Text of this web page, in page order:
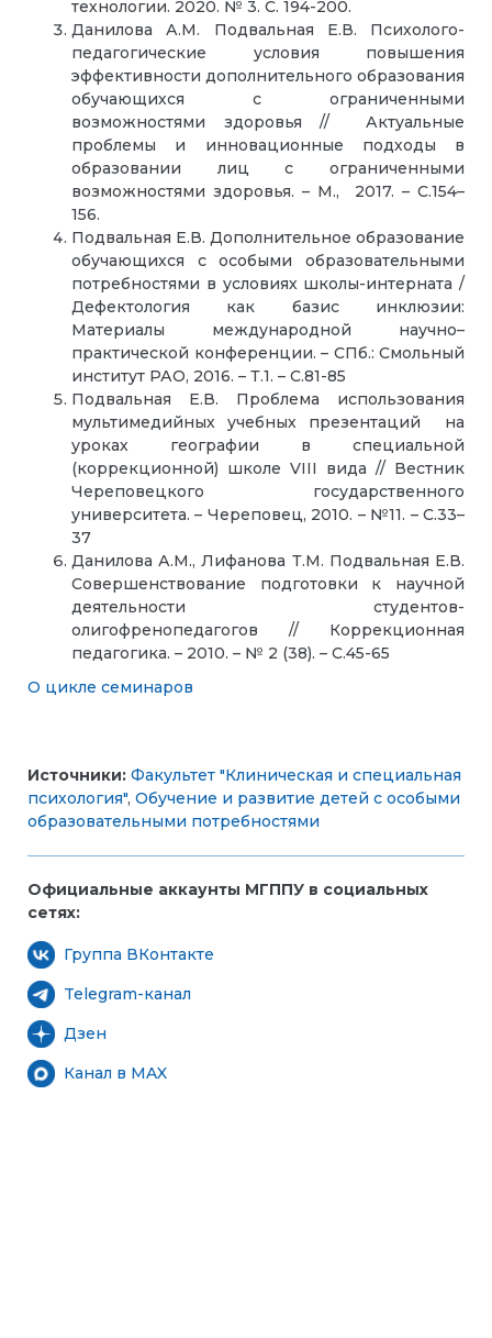
технологии. 2020. № 3. С. 194-200.
Данилова А.М. Подвальная Е.В. Психолого-
педагогические условия повышения
эффективности дополнительного образования
обучающихся с ограниченными
возможностями здоровья // Актуальные
проблемы и инновационные подходы в
образовании лиц с ограниченными
возможностями здоровья. – М., 2017. – С.154–
156.
Подвальная Е.В. Дополнительное образование
обучающихся с особыми образовательными
потребностями в условиях школы-интерната /
Дефектология как базис инклюзии:
Материалы международной научно–
практической конференции. – СПб.: Смольный
институт РАО, 2016. – Т.1. – С.81-85
Подвальная Е.В. Проблема использования
мультимедийных учебных презентаций на
уроках географии в специальной
(коррекционной) школе VIII вида // Вестник
Череповецкого государственного
университета. – Череповец, 2010. – №11. – С.33–
37
Данилова А.М., Лифанова Т.М. Подвальная Е.В.
Совершенствование подготовки к научной
деятельности студентов-
олигофренопедагогов // Коррекционная
педагогика. – 2010. – № 2 (38). – С.45-65
О цикле семинаров
Источники: Факультет "Клиническая и специальная
психология", Обучение и развитие детей с особыми
образовательными потребностями
Официальные аккаунты МГППУ в социальных
сетях:
Группа ВКонтакте
Telegram-канал
Дзен
Канал в MAX